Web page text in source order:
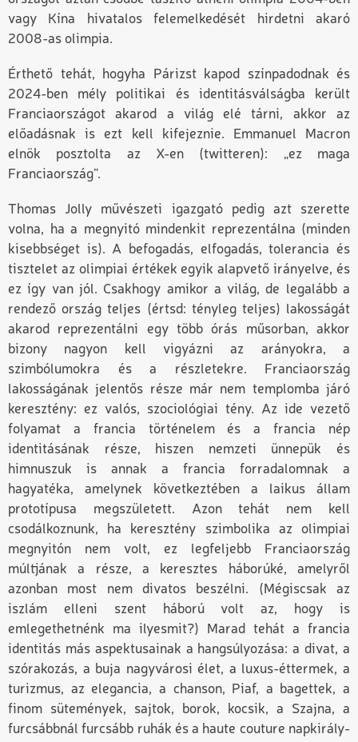
vagy Kína hivatalos felemelkedését hirdetni akaró
2008-as olimpia.
Érthető tehát, hogyha Párizst kapod színpadodnak és
2024-ben mély politikai és identitásválságba került
Franciaországot akarod a világ elé tárni, akkor az
előadásnak is ezt kell kifejeznie. Emmanuel Macron
elnök posztolta az X-en (twitteren): „ez maga
Franciaország”.
Thomas Jolly művészeti igazgató pedig azt szerette
volna, ha a megnyitó mindenkit reprezentálna (minden
kisebbséget is). A befogadás, elfogadás, tolerancia és
tisztelet az olimpiai értékek egyik alapvető irányelve, és
ez így van jól. Csakhogy amikor a világ, de legalább a
rendező ország teljes (értsd: tényleg teljes) lakosságát
akarod reprezentálni egy több órás műsorban, akkor
bizony nagyon kell vigyázni az arányokra, a
szimbólumokra és a részletekre. Franciaország
lakosságának jelentős része már nem templomba járó
keresztény: ez valós, szociológiai tény. Az ide vezető
folyamat a francia történelem és a francia nép
identitásának része, hiszen nemzeti ünnepük és
himnuszuk is annak a francia forradalomnak a
hagyatéka, amelynek következtében a laikus állam
prototípusa megszületett. Azon tehát nem kell
csodálkoznunk, ha keresztény szimbolika az olimpiai
megnyitón nem volt, ez legfeljebb Franciaország
múltjának a része, a keresztes háborúké, amelyről
azonban most nem divatos beszélni. (Mégiscsak az
iszlám elleni szent háború volt az, hogy is
emlegethetnénk ma ilyesmit?) Marad tehát a francia
identitás más aspektusainak a hangsúlyozása: a divat, a
szórakozás, a buja nagyvárosi élet, a luxus-éttermek, a
turizmus, az elegancia, a chanson, Piaf, a bagettek, a
finom sütemények, sajtok, borok, kocsik, a Szajna, a
furcsábbnál furcsább ruhák és a haute couture napkirály-